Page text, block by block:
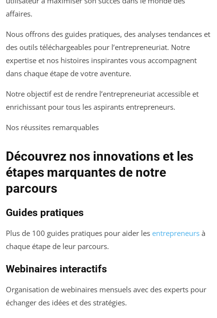
affaires.
Nous offrons des guides pratiques, des analyses tendances et
des outils téléchargeables pour l’entrepreneuriat. Notre
expertise et nos histoires inspirantes vous accompagnent
dans chaque étape de votre aventure.
Notre objectif est de rendre l’entrepreneuriat accessible et
enrichissant pour tous les aspirants entrepreneurs.
Nos réussites remarquables
Découvrez nos innovations et les
étapes marquantes de notre
parcours
Guides pratiques
Plus de 100 guides pratiques pour aider les entrepreneurs à
chaque étape de leur parcours.
Webinaires interactifs
Organisation de webinaires mensuels avec des experts pour
échanger des idées et des stratégies.